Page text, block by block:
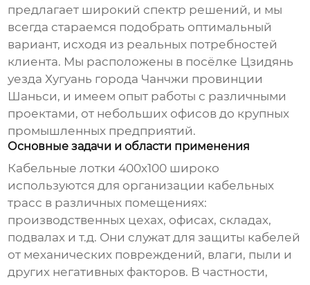
предлагает широкий спектр решений, и мы
всегда стараемся подобрать оптимальный
вариант, исходя из реальных потребностей
клиента. Мы расположены в посёлке Цзидянь
уезда Хугуань города Чанчжи провинции
Шаньси, и имеем опыт работы с различными
проектами, от небольших офисов до крупных
промышленных предприятий.
Основные задачи и области применения
Кабельные лотки 400х100 широко
используются для организации кабельных
трасс в различных помещениях:
производственных цехах, офисах, складах,
подвалах и т.д. Они служат для защиты кабелей
от механических повреждений, влаги, пыли и
других негативных факторов. В частности,